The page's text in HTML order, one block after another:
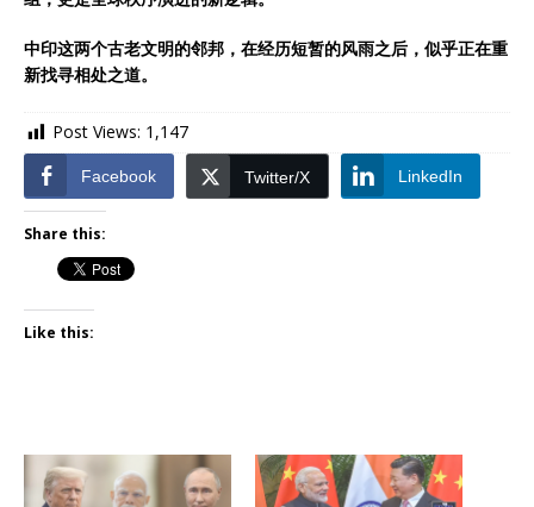
中印这两个古老文明的邻邦，在经历短暂的风雨之后，似乎正在重
新找寻相处之道。
Post Views: 1,147
Facebook Twitter/X LinkedIn
Share this:
Like this: